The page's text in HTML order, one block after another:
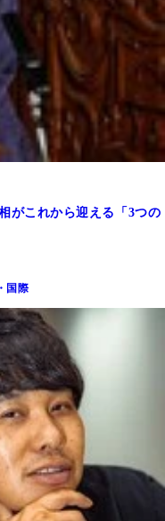
がこれから迎える「3つの
国際